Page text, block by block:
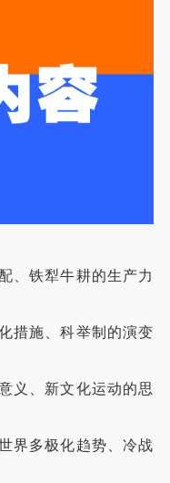
铁犁牛耕的生产力
施、科举制的演变
、新文化运动的思
多极化趋势、冷战